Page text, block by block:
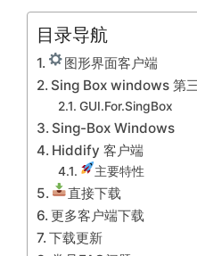
目录导航
图形界面客户端
Sing Box windows 第
GUI.For.SingBox
Sing-Box Windows
Hiddify 客户端
主要特性
直接下载
更多客户端下载
下载更新